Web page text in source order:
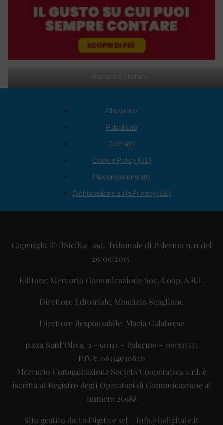
Renato Schifani
Chi siamo
Pubblicità
Contatti
Cookie Policy (UE)
Disconoscimento
Dichiarazione sulla Privacy (UE)
Copyright © ilSicilia | aut. Tribunale di Palermo n.11 del
29/09/2015
Editore: Mercurio Comunicazione Soc. Coop. A.R.L.
Direttore Editoriale: Maurizio Scaglione
Direttore Responsabile: Maria Calabrese
p.zza Sant’Oliva, 9 – 90141 – Palermo – 091335557
P.IVA: 06334930820
Mercurio Comunicazione Società Cooperativa a r.l. è
iscritta al Registro degli Operatori di Comunicazione al
numero 26988
Sito gestito da La Digitale srl – info@ladigitale.it